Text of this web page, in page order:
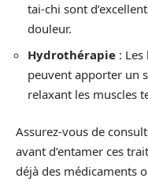
tai-chi sont
douleur.
Hydrothérapie :
peuvent apporter un
relaxant les muscles
Assurez-vous de
avant d’entamer ces
déjà des médicaments